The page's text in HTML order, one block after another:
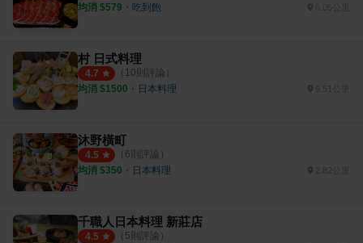
均消 $579 ・ 吃到飽 6.05公里
村 日式料理
4.7 （ 10則評論）
均消 $1500 ・ 日本料理 9.51公里
沐野橫町
4.5 （ 6則評論）
均消 $350 ・ 日本料理
千職人日本料理 新莊店
4.5 （ 5則評論）